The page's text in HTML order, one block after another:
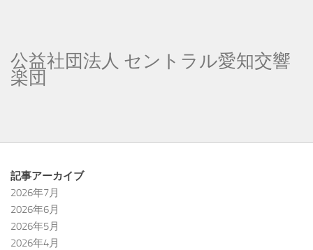
公益社団法人 セントラル愛知交響
楽団
記事アーカイブ
2026年7月
2026年6月
2026年5月
2026年4月